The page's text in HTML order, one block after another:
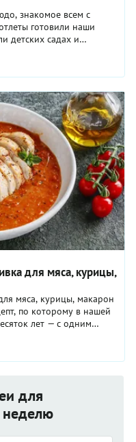
знакомое всем с
готовили наши
детских садах и
не приготовить
С картофельным
эти домашние
вкусной
фарша, жаренным на
минут — зато в
«полноценное» блюдо.
для мяса, курицы,
мяса, курицы, макарон
по которому в нашей
лет — с одним
все же лучше не
минут — за это время
а худшее оставит при
вы приготовите. А
который
даже самому
для